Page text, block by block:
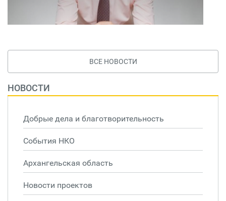
ВСЕ НОВОСТИ
НОВОСТИ
Добрые дела и благотворительность
События НКО
Архангельская область
Новости проектов